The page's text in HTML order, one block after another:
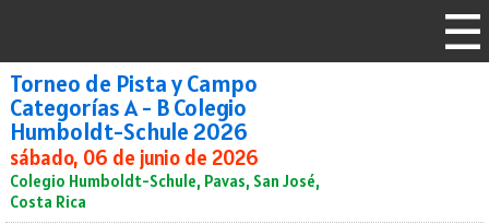
Torneo de Pista y Campo
Categorías A - B Colegio
Humboldt-Schule 2026
sábado, 06 de junio de 2026
Colegio Humboldt-Schule, Pavas, San José,
Costa Rica